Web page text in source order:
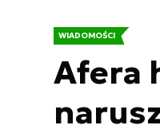
WIADOMOŚCI
Afera